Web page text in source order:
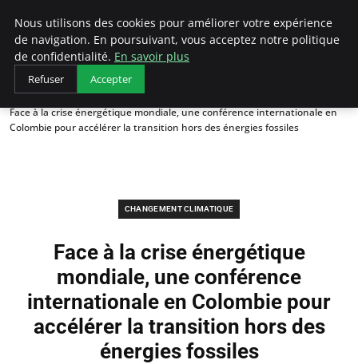
Arcticclimateemergency
Accueil
Changement climatique
Face à la crise énergétique mondiale, une conférence internationale en
Colombie pour accélérer la transition hors des énergies fossiles
CHANGEMENT CLIMATIQUE
Face à la crise énergétique
mondiale, une conférence
internationale en Colombie pour
accélérer la transition hors des
énergies fossiles
Nous utilisons des cookies pour améliorer votre expérience
de navigation. En poursuivant, vous acceptez notre politique
de confidentialité. En savoir plus
Refuser Accepter